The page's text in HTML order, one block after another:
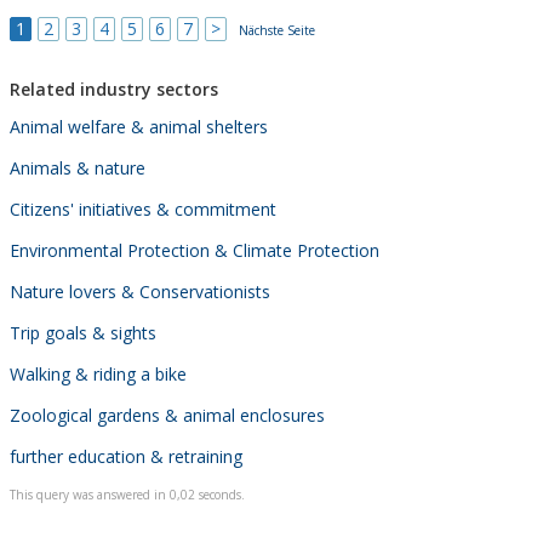
1
2 3 4 5 6 7 > Nächste Seite
Related industry sectors
Animal welfare & animal shelters
Animals & nature
Citizens' initiatives & commitment
Environmental Protection & Climate Protection
Nature lovers & Conservationists
Trip goals & sights
Walking & riding a bike
Zoological gardens & animal enclosures
further education & retraining
This query was answered in 0,02 seconds.